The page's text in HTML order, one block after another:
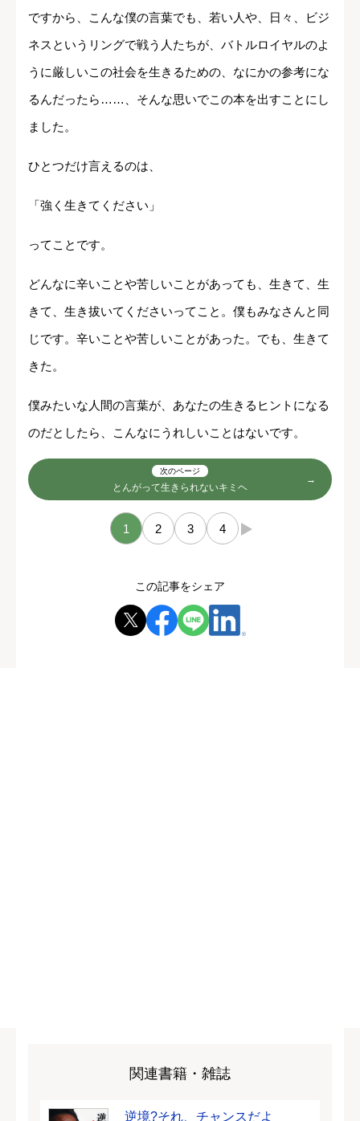
ですから、こんな僕の言葉でも、若い人や、日々、ビジ
ネスというリングで戦う人たちが、バトルロイヤルのよ
うに厳しいこの社会を生きるための、なにかの参考にな
るんだったら……、そんな思いでこの本を出すことにし
ました。
ひとつだけ言えるのは、
「強く生きてください」
ってことです。
どんなに辛いことや苦しいことがあっても、生きて、生
きて、生き拔いてくださいってこと。僕もみなさんと同
じです。辛いことや苦しいことがあった。でも、生きて
きた。
僕みたいな人間の言葉が、あなたの生きるヒントになる
のだとしたら、こんなにうれしいことはないです。
次のページ
とんがって生きられないキミヘ
1 2 3 4 →
この記事をシェア
関連書籍・雑誌
逆境?それ、チャンスだよ